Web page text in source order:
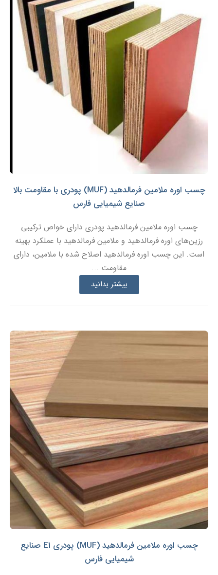
چسب اوره ملامین فرمالدهید (MUF) پودری با مقاومت بالا
صنایع شیمیایی فارس
چسب اوره ملامین فرمالدهید پودری دارای خواص ترکیبی
رزین‌های اوره فرمالدهید و ملامین فرمالدهید با عملکرد بهینه
است. این چسب اوره فرمالدهید اصلاح شده با ملامین، دارای
مقاومت ...
بیشتر بدانید
چسب اوره ملامین فرمالدهید (MUF) پودری E1 صنایع
شیمیایی فارس